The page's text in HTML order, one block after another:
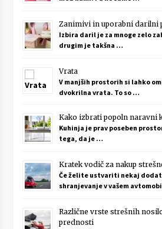
Zanimivi in uporabni darilni
Izbira daril je za mnoge zelo
drugim je takšna …
Vrata
V manjših prostorih si lahko
dvokrilna vrata. To so …
Kako izbrati popoln naravni
Kuhinja je prav poseben
tega, da je …
Kratek vodič za nakup
Če želite ustvariti nekaj
shranjevanje v vašem
Različne vrste strešnih
prednosti